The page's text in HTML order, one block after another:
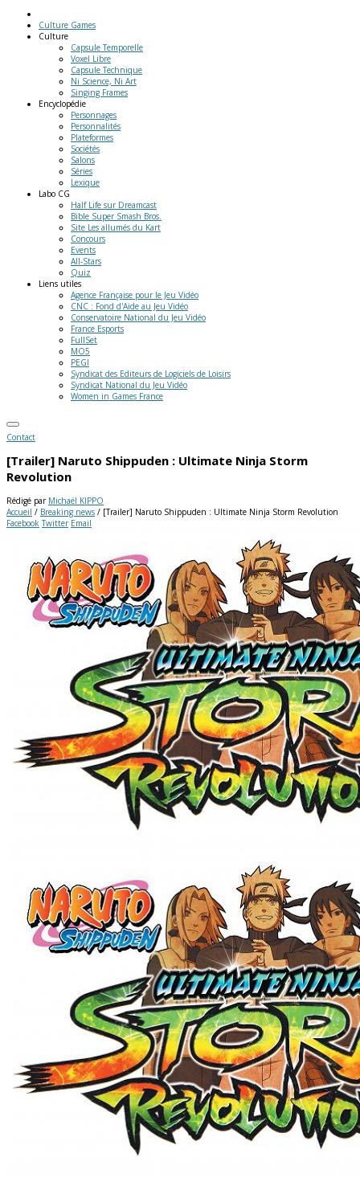
Culture Games
Culture
Capsule Temporelle
Voxel Libre
Capsule Technique
Ni Science, Ni Art
Singing Frames
Encyclopédie
Personnages
Personnalités
Plateformes
Sociétés
Salons
Séries
Lexique
Labo CG
Half Life sur Dreamcast
Bible Super Smash Bros.
Site Les allumés du Kart
Concours
Events
All-Stars
Quiz
Liens utiles
Agence Française pour le Jeu Vidéo
CNC : Fond d'Aide au Jeu Vidéo
Conservatoire National du Jeu Vidéo
France Esports
FullSet
MO5
PEGI
Syndicat des Editeurs de Logiciels de Loisirs
Syndicat National du Jeu Vidéo
Women in Games France
Contact
[Trailer] Naruto Shippuden : Ultimate Ninja Storm
Revolution
Rédigé par Michaël KIPPO
Accueil / Breaking news / [Trailer] Naruto Shippuden : Ultimate Ninja Storm Revolution
Facebook Twitter Email